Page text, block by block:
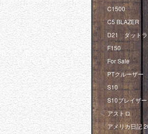
C1500
C5 BLAZER
D21 ダットラ
F150
For Sale
PTクルーザー
S10
S10ブレイザー
アストロ
アメリカ日記